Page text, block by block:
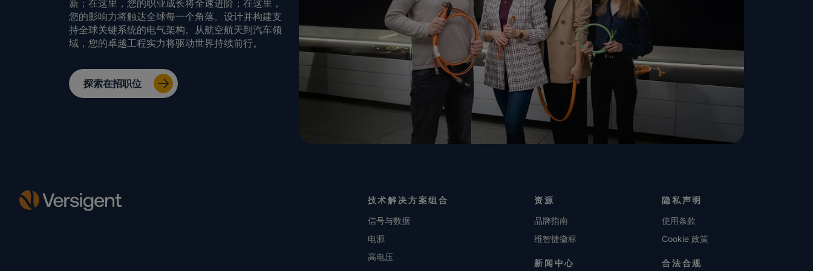
新；在这里，您的职业成长将全速进阶；在这里，
您的影响力将触达全球每一个角落。设计并构建支
持全球关键系统的电气架构。从航空航天到汽车领
域，您的卓越工程实力将驱动世界持续前行。
探索在招职位
技术解决方案组合
信号与数据
电源
高电压
资源
品牌指南
维智捷徽标
新闻中心
隐私声明
使用条款
Cookie 政策
合法合规